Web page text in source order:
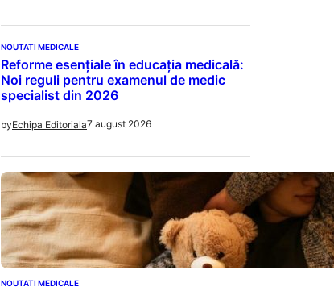
NOUTATI MEDICALE
Reforme esențiale în educația medicală:
Noi reguli pentru examenul de medic
specialist din 2026
byEchipa Editoriala7 august 2026
NOUTATI MEDICALE